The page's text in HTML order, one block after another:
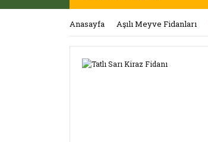
Anasayfa Aşılı Meyve Fidanları